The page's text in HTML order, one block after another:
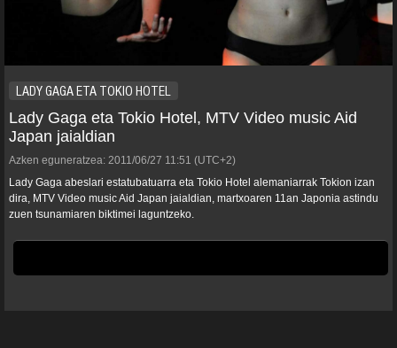
LADY GAGA ETA TOKIO HOTEL
Lady Gaga eta Tokio Hotel, MTV Video music Aid
Japan jaialdian
Azken eguneratzea: 2011/06/27 11:51 (UTC+2)
Lady Gaga abeslari estatubatuarra eta Tokio Hotel alemaniarrak Tokion izan
dira, MTV Video music Aid Japan jaialdian, martxoaren 11an Japonia astindu
zuen tsunamiaren biktimei laguntzeko.